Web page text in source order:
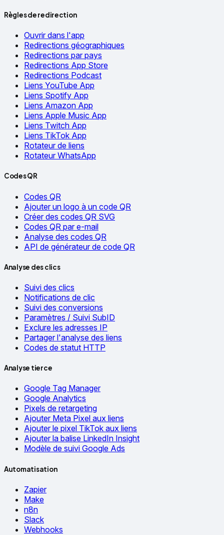
Règles de redirection
Ouvrir dans l'app
Redirections géographiques
Redirections par pays
Redirections App Store
Redirections Podcast
Liens YouTube App
Liens Spotify App
Liens Amazon App
Liens Apple Music App
Liens Twitch App
Liens TikTok App
Rotateur de liens
Rotateur WhatsApp
Codes QR
Codes QR
Ajouter un logo à un code QR
Créer des codes QR SVG
Codes QR par e-mail
Analyse des codes QR
API de générateur de code QR
Analyse des clics
Suivi des clics
Notifications de clic
Suivi des conversions
Paramètres / Suivi SubID
Exclure les adresses IP
Partager l'analyse des liens
Codes de statut HTTP
Analyse tierce
Google Tag Manager
Google Analytics
Pixels de retargeting
Ajouter Meta Pixel aux liens
Ajouter le pixel TikTok aux liens
Ajouter la balise LinkedIn Insight
Modèle de suivi Google Ads
Automatisation
Zapier
Make
n8n
Slack
Webhooks